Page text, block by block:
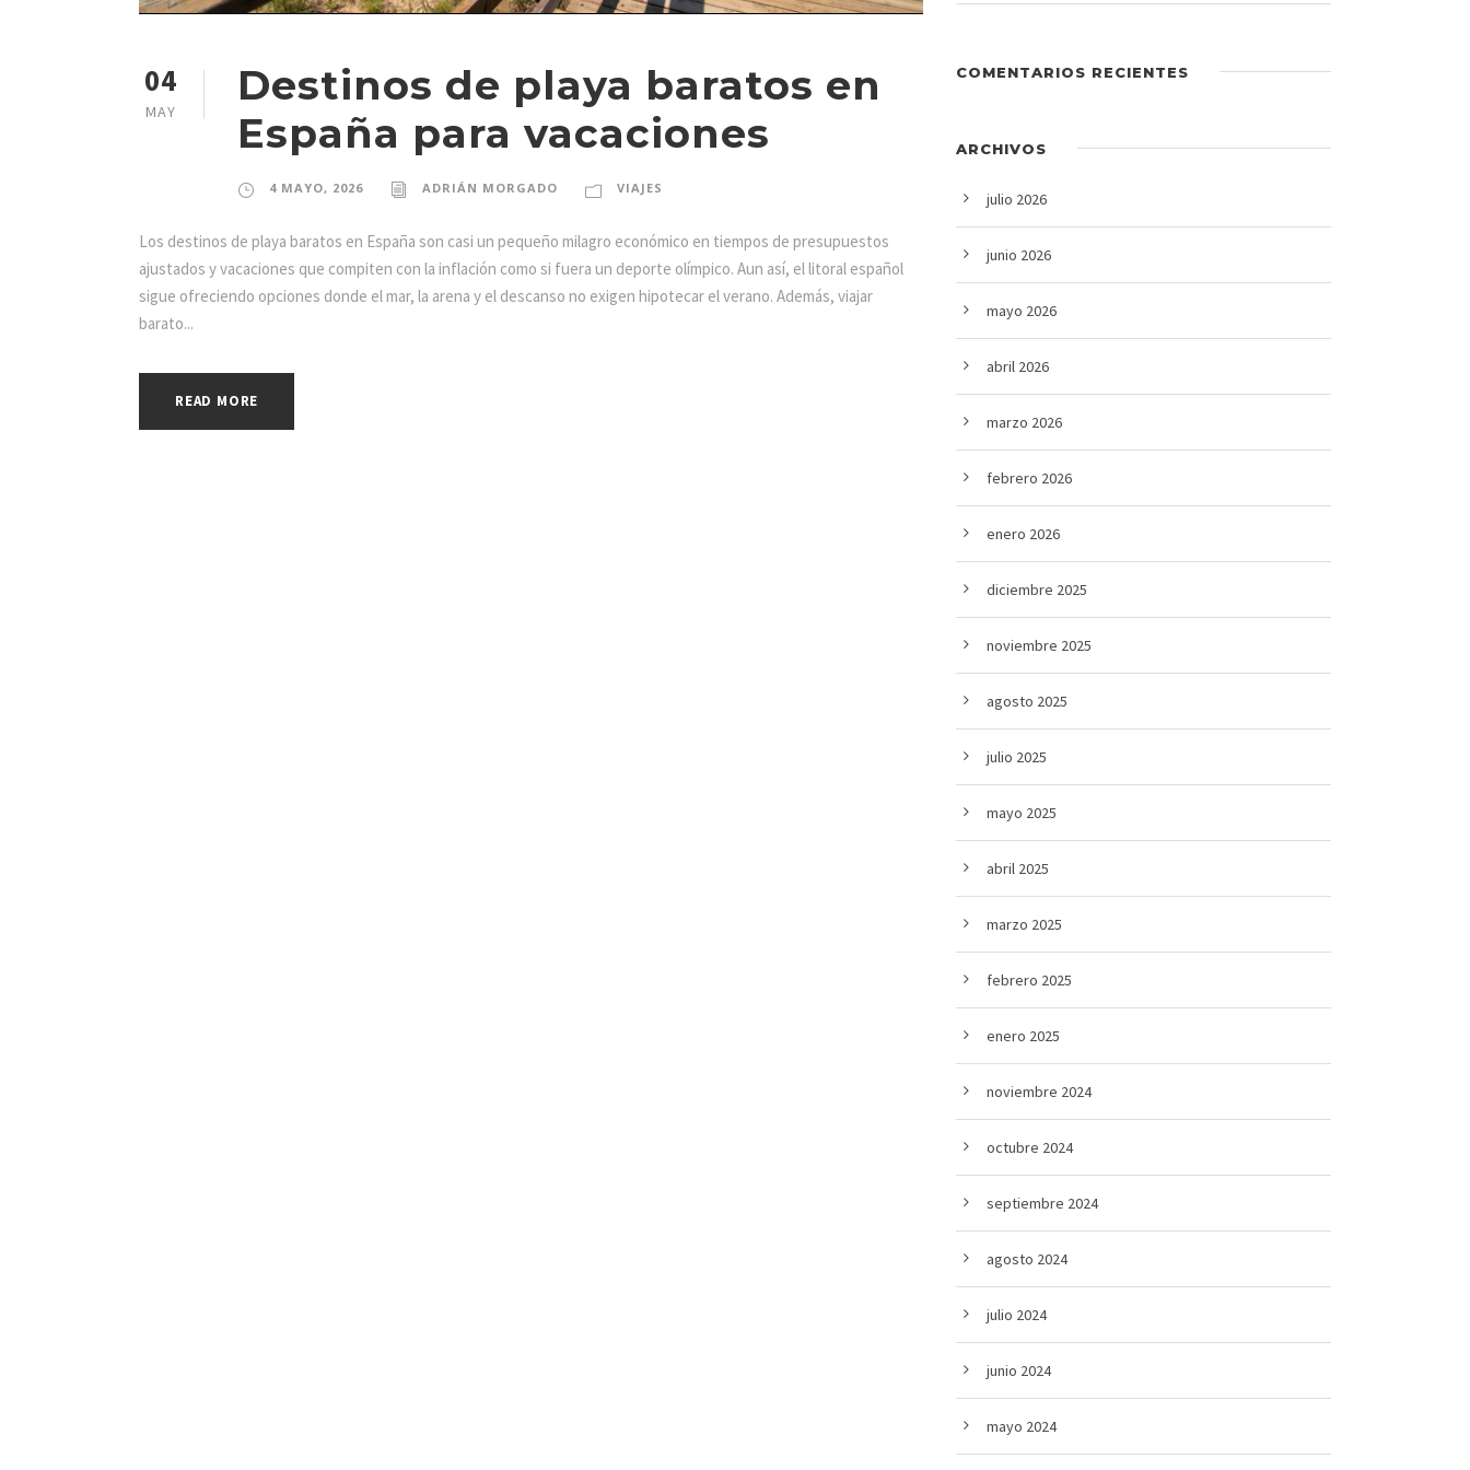
04
MAY
Destinos de playa baratos en
España para vacaciones
4 MAYO, 2026 ADRIÁN MORGADO VIAJES
Los destinos de playa baratos en España son casi un pequeño milagro económico en tiempos de presupuestos
ajustados y vacaciones que compiten con la inflación como si fuera un deporte olímpico. Aun así, el litoral español
sigue ofreciendo opciones donde el mar, la arena y el descanso no exigen hipotecar el verano. Además, viajar
barato...
READ MORE
COMENTARIOS RECIENTES
ARCHIVOS
julio 2026
junio 2026
mayo 2026
abril 2026
marzo 2026
febrero 2026
enero 2026
diciembre 2025
noviembre 2025
agosto 2025
julio 2025
mayo 2025
abril 2025
marzo 2025
febrero 2025
enero 2025
noviembre 2024
octubre 2024
septiembre 2024
agosto 2024
julio 2024
junio 2024
mayo 2024